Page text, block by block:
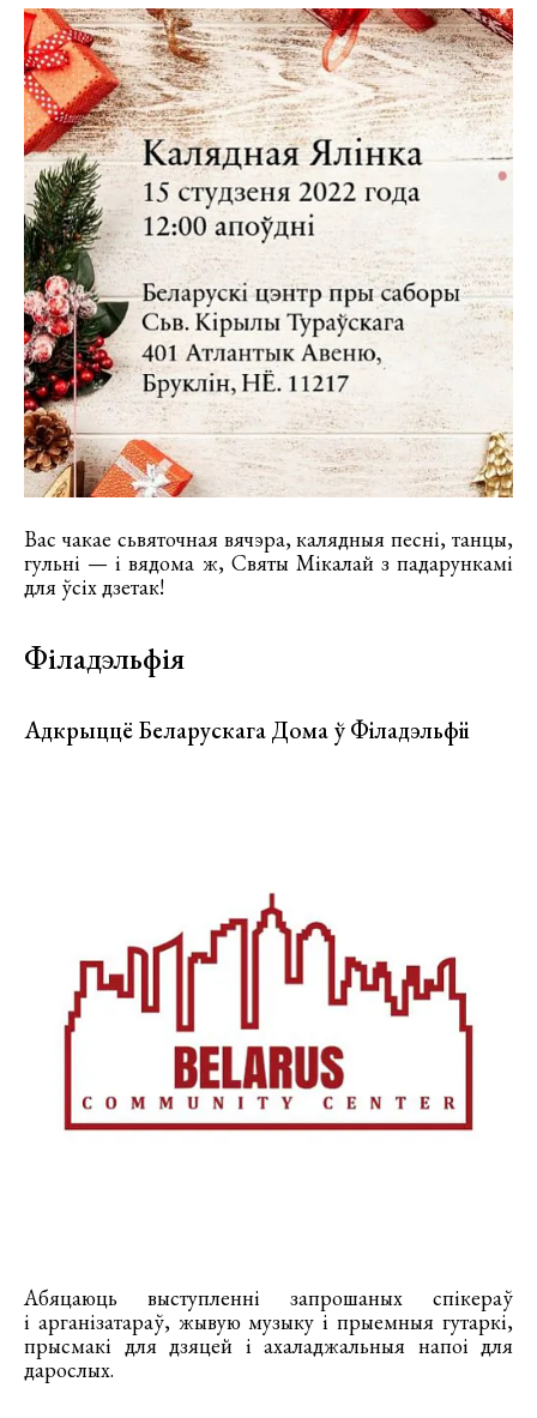
Вас чакае сьвяточная вячэра, калядныя песні, танцы,
гульні — і вядома ж, Святы Мікалай з падарункамі
для ўсіх дзетак!
Філадэльфія
Адкрыццё Беларускага Дома ў Філадэльфіі
Абяцаюць выступленні запрошаных спікераў
і арганізатараў, жывую музыку і прыемныя гутаркі,
прысмакі для дзяцей і ахаладжальныя напоі для
дарослых.